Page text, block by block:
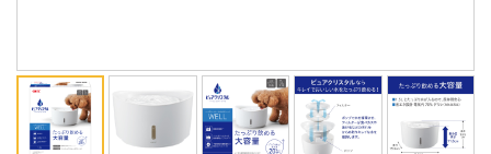
ENGLISH 中文